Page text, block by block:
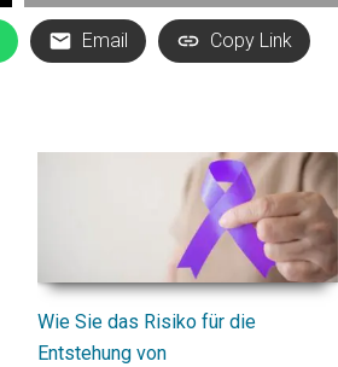
Email Copy Link
Wie Sie das Risiko für die
Entstehung von